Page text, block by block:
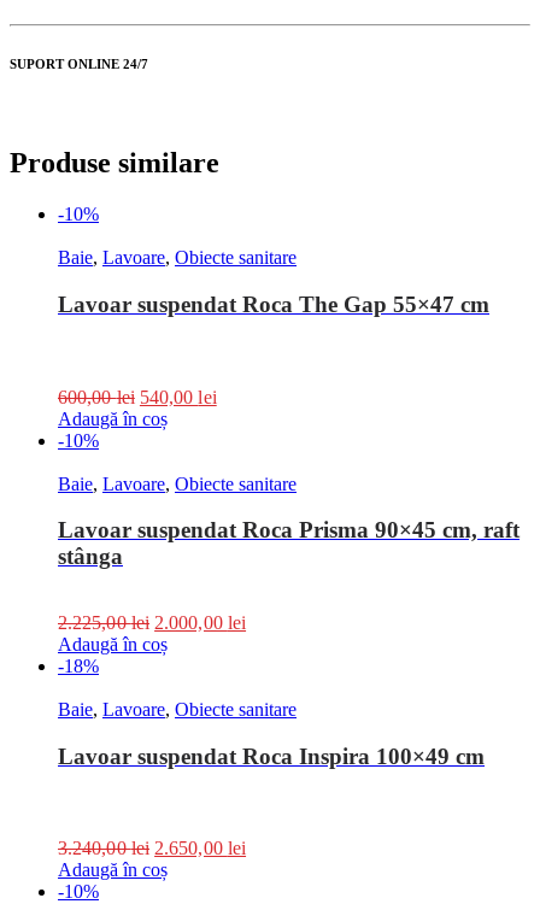
SUPORT ONLINE 24/7
Produse similare
-10%
Baie, Lavoare, Obiecte sanitare
Lavoar suspendat Roca The Gap 55×47 cm
600,00lei 540,00lei
Adaugă în coș
-10%
Baie, Lavoare, Obiecte sanitare
Lavoar suspendat Roca Prisma 90×45 cm, raft
stânga
2.225,00lei 2.000,00 lei
Adaugă în coș
-18%
Baie, Lavoare, Obiecte sanitare
Lavoar suspendat Roca Inspira 100×49 cm
3.240,00lei 2.650,00 lei
Adaugă în coș
-10%